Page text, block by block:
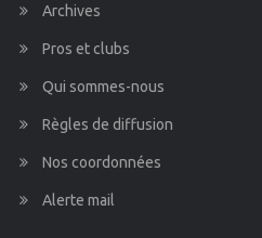
Archives
Pros et clubs
Qui sommes-nous
Règles de diffusion
Nos coordonnées
Alerte mail